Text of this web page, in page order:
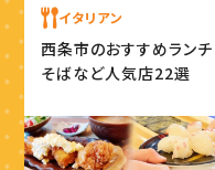
イタリアン
西条市のおすすめランチ
そばなど人気店22選